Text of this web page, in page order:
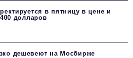
в пятницу в цене и
долларов
дешевеют на Мосбирже